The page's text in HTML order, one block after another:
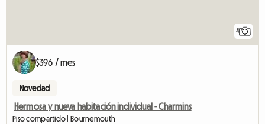
4
$396 / mes
Novedad
Hermosa y nueva habitación individual - Charmins
Piso compartido | Bournemouth